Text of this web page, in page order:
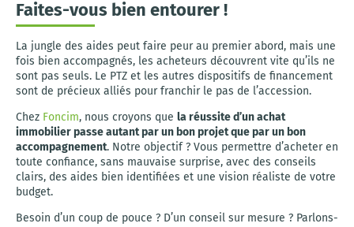
Faites-vous bien entourer !
La jungle des aides peut faire peur au premier abord, mais une
fois bien accompagnés, les acheteurs découvrent vite qu’ils ne
sont pas seuls. Le PTZ et les autres dispositifs de financement
sont de précieux alliés pour franchir le pas de l’accession.
Chez Foncim, nous croyons que la réussite d’un achat
immobilier passe autant par un bon projet que par un bon
accompagnement. Notre objectif ? Vous permettre d’acheter en
toute confiance, sans mauvaise surprise, avec des conseils
clairs, des aides bien identifiées et une vision réaliste de votre
budget.
Besoin d’un coup de pouce ? D’un conseil sur mesure ? Parlons-